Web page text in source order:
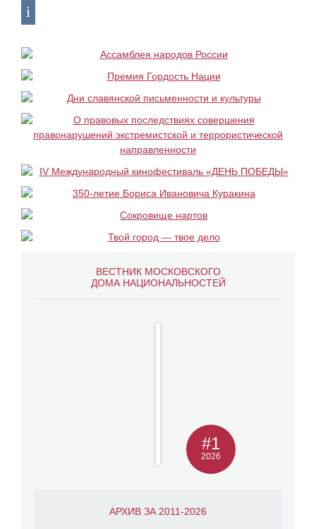
ВЕСТНИК МОСКОВСКОГО
ДОМА НАЦИОНАЛЬНОСТЕЙ
АРХИВ ЗА 2011-2026
#1
2026